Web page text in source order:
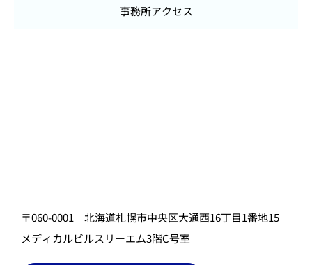
事務所アクセス
〒060-0001 北海道札幌市中央区大通西16丁目1番地15
メディカルビルスリーエム3階C号室